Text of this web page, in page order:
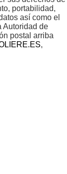
portabilidad,
así como el
Autoridad de
postal arriba
,